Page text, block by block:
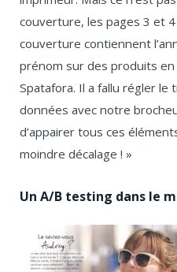
couverture, les pages 3 et
couverture contiennent
prénom sur des produits
Spatafora. Il a fallu régler
données avec notre
d’appairer tous ces
moindre décalage ! »
Un A/B testing dans le